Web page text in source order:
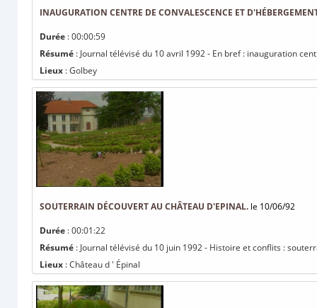
INAUGURATION CENTRE DE CONVALESCENCE ET
Durée : 00:00:59
Résumé : Journal télévisé du 10 avril 1992 - En bref : inauguration
Lieux : Golbey
SOUTERRAIN DÉCOUVERT AU CHÂTEAU D'EPINAL. le 10/06/92
Durée : 00:01:22
Résumé : Journal télévisé du 10 juin 1992 - Histoire et conflits :
Lieux : Château d ' Épinal